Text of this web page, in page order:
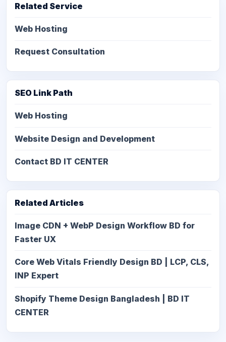
Related Service
Web Hosting
Request Consultation
SEO Link Path
Web Hosting
Website Design and Development
Contact BD IT CENTER
Related Articles
Image CDN + WebP Design Workflow BD for
Faster UX
Core Web Vitals Friendly Design BD | LCP, CLS,
INP Expert
Shopify Theme Design Bangladesh | BD IT
CENTER